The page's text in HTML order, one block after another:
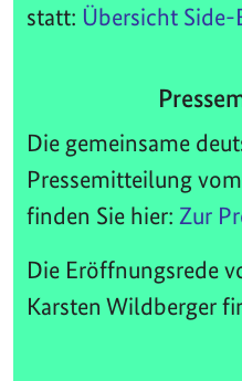
statt: Übersicht Side-
Die gemeinsame
Pressemitteilung
finden Sie hier: Zur
Die Eröffnungsrede
Karsten Wildberger